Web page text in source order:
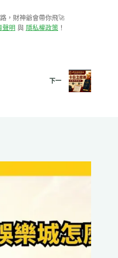
，財神爺會帶你飛🚀
聲明 與 隱私權政策！
下一